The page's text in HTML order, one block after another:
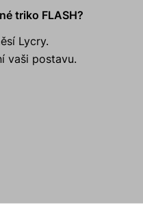
triko FLASH?
Lycry.
vaši postavu.